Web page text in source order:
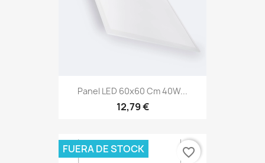
Panel LED 60x60 Cm 40W...
12,79 €
FUERA DE STOCK favorite_border